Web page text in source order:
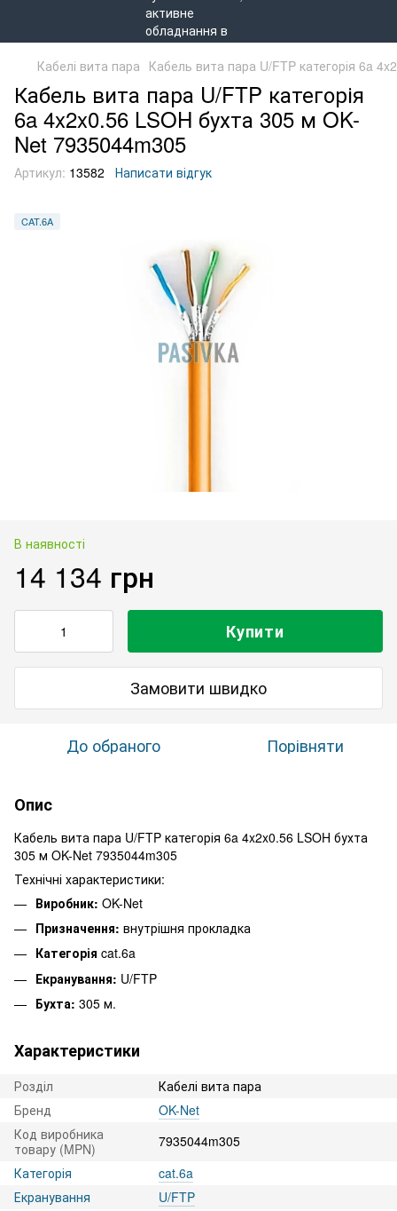
Кабелі вита пара Кабель вита пара U/FTP категорія 6a
Кабель вита пара U/FTP категорія
6a 4x2x0.56 LSOH бухта 305 м OK-
Net 7935044m305
Артикул: 13582 Написати відгук
CAT.6A
В наявності
14 134 грн
Купити
Замовити швидко
До обраного Порівняти
Опис
Кабель вита пара U/FTP категорія 6a 4x2x0.56 LSOH бухта
305 м OK-Net 7935044m305
Технічні характеристики:
Виробник: OK-Net
Призначення: внутрішня прокладка
Категорія cat.6a
Екранування: U/FTP
Бухта: 305 м.
Характеристики
Розділ
Кабелі вита пара
Бренд
OK-Net
Код виробника
товару (MPN)
7935044m305
Категорія
cat.6a
Екранування
U/FTP